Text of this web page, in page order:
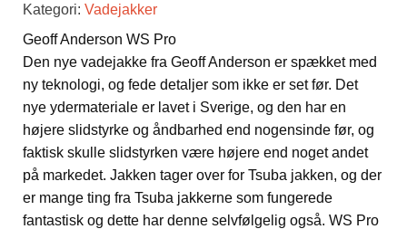
Kategori: Vadejakker
Geoff Anderson WS Pro
Den nye vadejakke fra Geoff Anderson er spækket med
ny teknologi, og fede detaljer som ikke er set før. Det
nye ydermateriale er lavet i Sverige, og den har en
højere slidstyrke og åndbarhed end nogensinde før, og
faktisk skulle slidstyrken være højere end noget andet
på markedet. Jakken tager over for Tsuba jakken, og der
er mange ting fra Tsuba jakkerne som fungerede
fantastisk og dette har denne selvfølgelig også. WS Pro